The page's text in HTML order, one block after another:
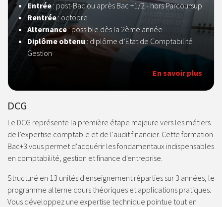
Entrée:post-Bac ou après Bac +1/2 - hors Parcoursup
Rentrée: octobre
Alternance: possible dès la 2ème année
Diplôme obtenu : diplôme d’Etat de Comptabilité
Gestion
En savoir plus
DCG
Le DCG représente la première étape majeure vers les métiers
de l'expertise comptable et de l'audit financier. Cette formation
Bac+3 vous permet d'acquérir les fondamentaux indispensables
en comptabilité, gestion et finance d'entreprise.
Structuré en 13 unités d'enseignement réparties sur 3 années, le
programme alterne cours théoriques et applications pratiques.
Vous développez une expertise technique pointue tout en